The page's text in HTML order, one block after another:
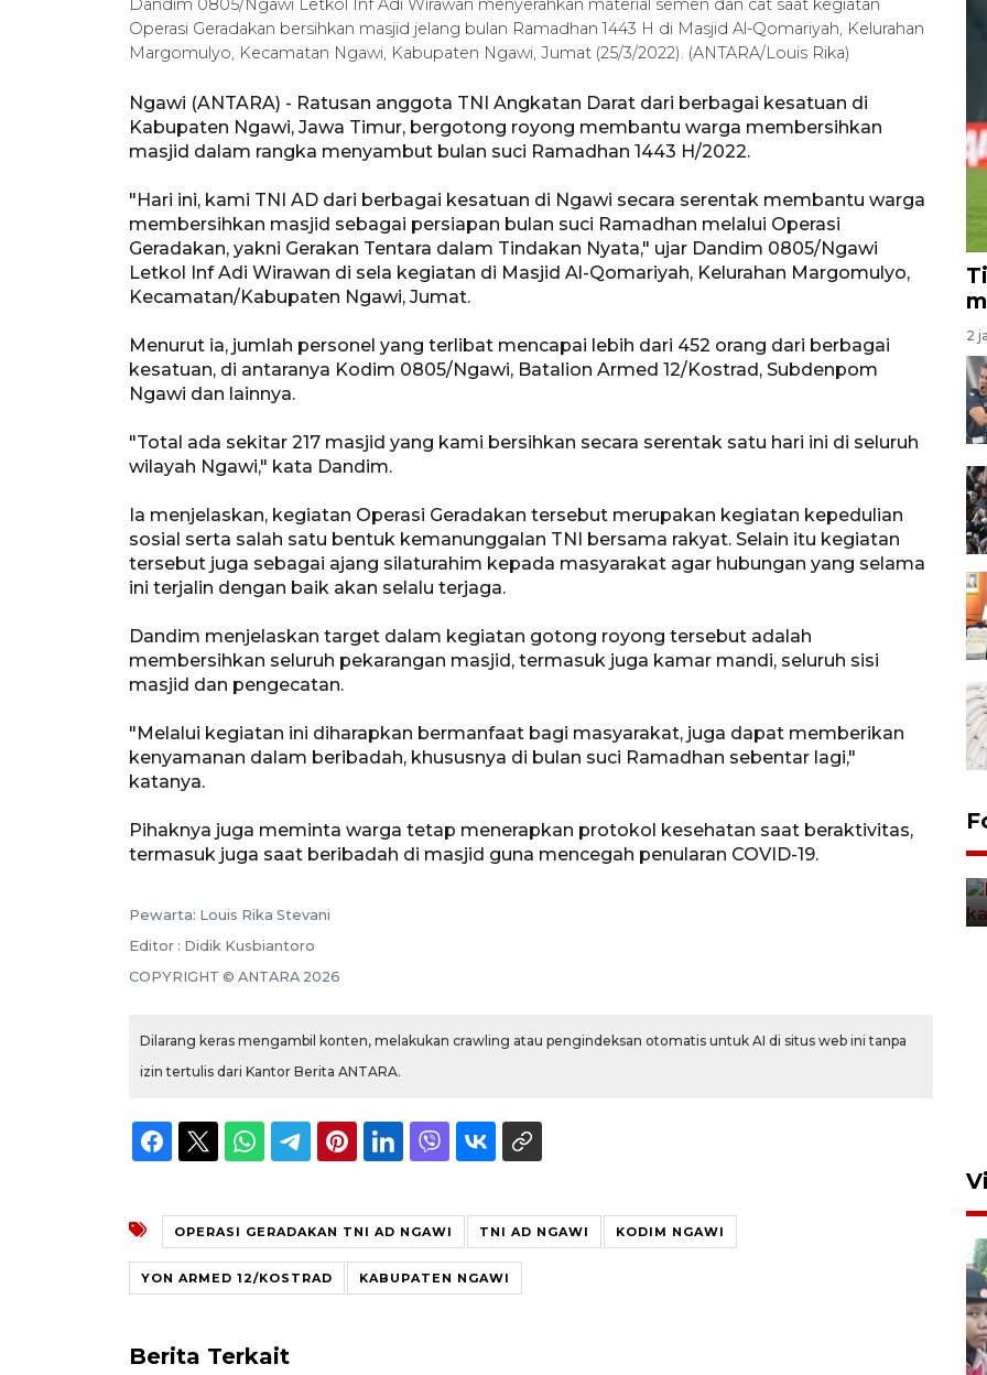
Dandim 0805/Ngawi Letkol Inf Adi Wirawan menyerahkan material semen dan cat saat kegiatan
Operasi Geradakan bersihkan masjid jelang bulan Ramadhan 1443 H di Masjid Al-Qomariyah, Kelurahan
Margomulyo, Kecamatan Ngawi, Kabupaten Ngawi, Jumat (25/3/2022). (ANTARA/Louis Rika)
Ngawi (ANTARA) - Ratusan anggota TNI Angkatan Darat dari berbagai kesatuan di
Kabupaten Ngawi, Jawa Timur, bergotong royong membantu warga membersihkan
masjid dalam rangka menyambut bulan suci Ramadhan 1443 H/2022.
"Hari ini, kami TNI AD dari berbagai kesatuan di Ngawi secara serentak membantu warga
membersihkan masjid sebagai persiapan bulan suci Ramadhan melalui Operasi
Geradakan, yakni Gerakan Tentara dalam Tindakan Nyata," ujar Dandim 0805/Ngawi
Letkol Inf Adi Wirawan di sela kegiatan di Masjid Al-Qomariyah, Kelurahan Margomulyo,
Kecamatan/Kabupaten Ngawi, Jumat.
Menurut ia, jumlah personel yang terlibat mencapai lebih dari 452 orang dari berbagai
kesatuan, di antaranya Kodim 0805/Ngawi, Batalion Armed 12/Kostrad, Subdenpom
Ngawi dan lainnya.
"Total ada sekitar 217 masjid yang kami bersihkan secara serentak satu hari ini di seluruh
wilayah Ngawi," kata Dandim.
Ia menjelaskan, kegiatan Operasi Geradakan tersebut merupakan kegiatan kepedulian
sosial serta salah satu bentuk kemanunggalan TNI bersama rakyat. Selain itu kegiatan
tersebut juga sebagai ajang silaturahim kepada masyarakat agar hubungan yang selama
ini terjalin dengan baik akan selalu terjaga.
Dandim menjelaskan target dalam kegiatan gotong royong tersebut adalah
membersihkan seluruh pekarangan masjid, termasuk juga kamar mandi, seluruh sisi
masjid dan pengecatan.
"Melalui kegiatan ini diharapkan bermanfaat bagi masyarakat, juga dapat memberikan
kenyamanan dalam beribadah, khususnya di bulan suci Ramadhan sebentar lagi,"
katanya.
Pihaknya juga meminta warga tetap menerapkan protokol kesehatan saat beraktivitas,
termasuk juga saat beribadah di masjid guna mencegah penularan COVID-19.
Pewarta: Louis Rika Stevani
Editor : Didik Kusbiantoro
COPYRIGHT © ANTARA 2026
Dilarang keras mengambil konten, melakukan crawling atau pengindeksan otomatis untuk AI di situs web ini tanpa
izin tertulis dari Kantor Berita ANTARA.
OPERASI GERADAKAN TNI AD NGAWI TNI AD NGAWI KODIM NGAWI
YON ARMED 12/KOSTRAD KABUPATEN NGAWI
Berita Terkait
2
Uji fungsi jembatan kereta api
di Jember